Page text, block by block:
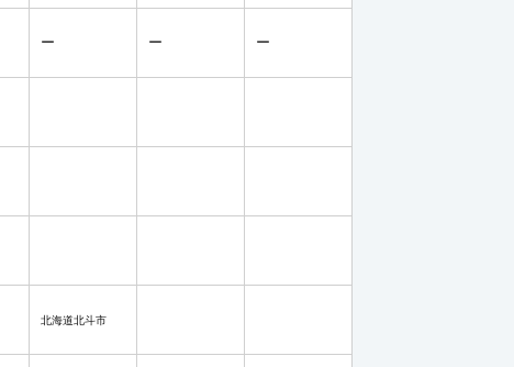
ー ー ー
北海道北斗市